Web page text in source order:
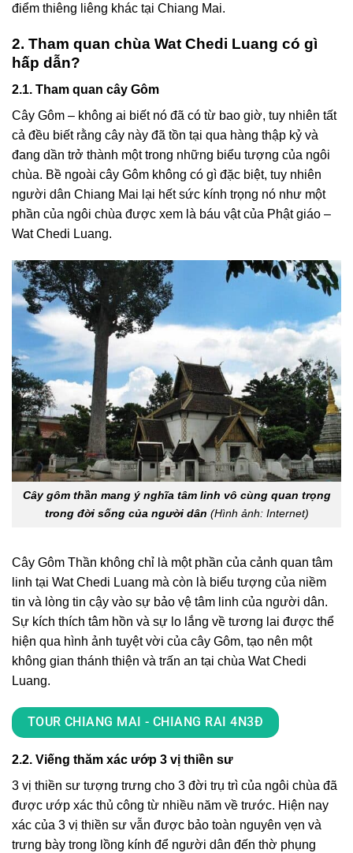
điểm thiêng liêng khác tại Chiang Mai.
2. Tham quan chùa Wat Chedi Luang có gì
hấp dẫn?
2.1. Tham quan cây Gôm
Cây Gôm – không ai biết nó đã có từ bao giờ, tuy nhiên tất
cả đều biết rằng cây này đã tồn tại qua hàng thập kỷ và
đang dần trở thành một trong những biểu tượng của ngôi
chùa. Bề ngoài cây Gôm không có gì đặc biệt, tuy nhiên
người dân Chiang Mai lại hết sức kính trọng nó như một
phần của ngôi chùa được xem là báu vật của Phật giáo –
Wat Chedi Luang.
Cây gôm thần mang ý nghĩa tâm linh vô cùng quan trọng
trong đời sống của người dân (Hình ảnh: Internet)
Cây Gôm Thần không chỉ là một phần của cảnh quan tâm
linh tại Wat Chedi Luang mà còn là biểu tượng của niềm
tin và lòng tin cậy vào sự bảo vệ tâm linh của người dân.
Sự kích thích tâm hồn và sự lo lắng về tương lai được thể
hiện qua hình ảnh tuyệt vời của cây Gôm, tạo nên một
không gian thánh thiện và trấn an tại chùa Wat Chedi
Luang.
TOUR CHIANG MAI - CHIANG RAI 4N3Đ
2.2. Viếng thăm xác ướp 3 vị thiền sư
3 vị thiền sư tượng trưng cho 3 đời trụ trì của ngôi chùa đã
được ướp xác thủ công từ nhiều năm về trước. Hiện nay
xác của 3 vị thiền sư vẫn được bảo toàn nguyên vẹn và
trưng bày trong lồng kính để người dân đến thờ phụng